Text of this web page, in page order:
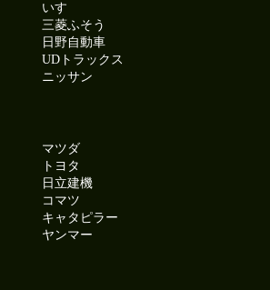
☎0120-98-1457 営業担当:中島
「HP見て」とお伝えい+ただけるとスムー
2026-07-09
●本日ご紹介車両●
【商品番号:14379】バス H10 エアロミデ
れ戸ドア モケットシート リクライニング
☎0120-93-8833 営業担当:児玉
「HP見て」とお伝えいただけるとスムーズ
いすゞ
三菱ふそう
日野自動車
UDトラックス
ニッサン
マツダ
トヨタ
日立建機
コマツ
キャタピラー
ヤンマー